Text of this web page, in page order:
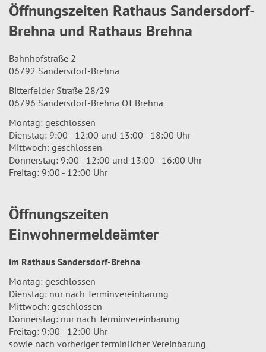
Öffnungszeiten Rathaus Sandersdorf-
Brehna und Rathaus Brehna
Bahnhofstraße 2
06792 Sandersdorf-Brehna
Bitterfelder Straße 28/29
06796 Sandersdorf-Brehna OT Brehna
Montag: geschlossen
Dienstag: 9:00 - 12:00 und 13:00 - 18:00 Uhr
Mittwoch: geschlossen
Donnerstag: 9:00 - 12:00 und 13:00 - 16:00 Uhr
Freitag: 9:00 - 12:00 Uhr
Öffnungszeiten
Einwohnermeldeämter
im Rathaus Sandersdorf-Brehna
Montag: geschlossen
Dienstag: nur nach Terminvereinbarung
Mittwoch: geschlossen
Donnerstag: nur nach Terminvereinbarung
Freitag: 9:00 - 12:00 Uhr
sowie nach vorheriger terminlicher Vereinbarung